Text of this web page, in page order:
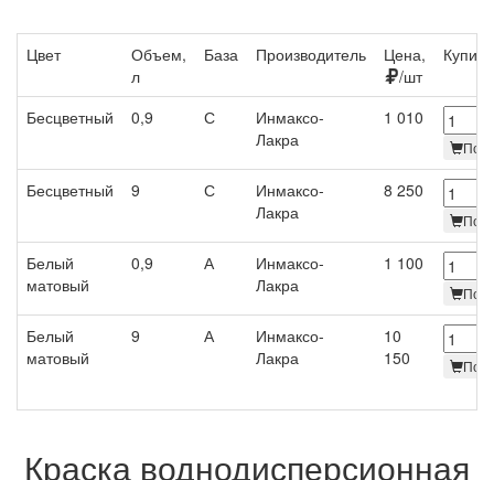
Цвет
Объем,
л
База Производитель
Цена,
/шт
Купить
Бесцветный 0,9 С
Инмаксо-
Лакра
1 010
Под
Бесцветный 9 С
Инмаксо-
Лакра
8 250
Под
Белый
матовый
0,9 А
Инмаксо-
Лакра
1 100
Под
Белый
матовый
9 А
Инмаксо-
Лакра
10
150
Под
Краска воднодисперсионная